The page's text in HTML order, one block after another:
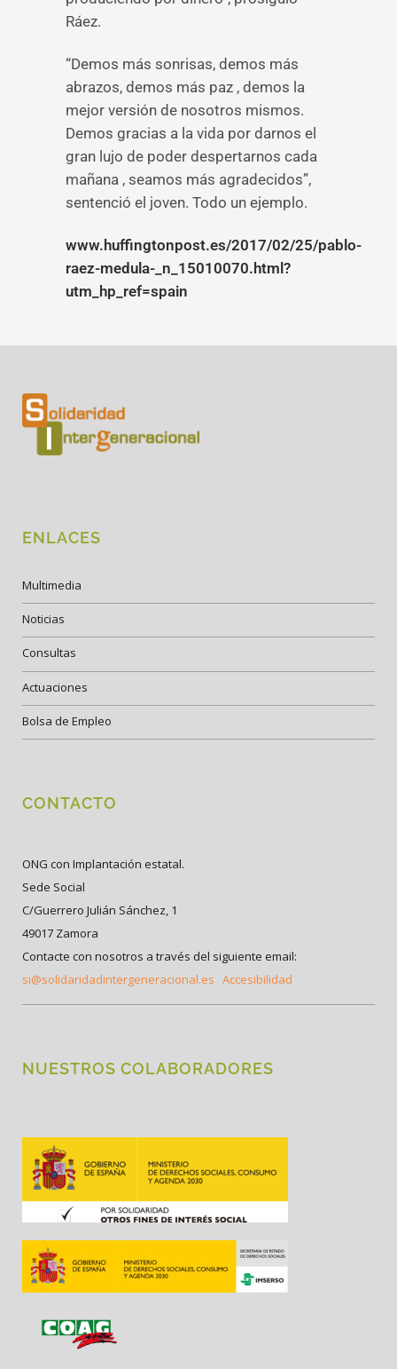
Ráez.
“Demos más sonrisas, demos más
abrazos, demos más paz , demos la
mejor versión de nosotros mismos.
Demos gracias a la vida por darnos el
gran lujo de poder despertarnos cada
mañana , seamos más agradecidos”,
sentenció el joven. Todo un ejemplo.
www.huffingtonpost.es/2017/02/25/pablo-
raez-medula-_n_15010070.html?
utm_hp_ref=spain
ENLACES
Multimedia
Noticias
Consultas
Actuaciones
Bolsa de Empleo
CONTACTO
ONG con Implantación estatal.
Sede Social
C/Guerrero Julián Sánchez, 1
49017 Zamora
Contacte con nosotros a través del siguiente email:
si@solidaridadintergeneracional.es Accesibilidad
NUESTROS COLABORADORES